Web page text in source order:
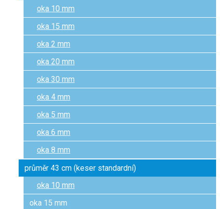
oka 10 mm
oka 15 mm
oka 2 mm
oka 20 mm
oka 30 mm
oka 4 mm
oka 5 mm
oka 6 mm
oka 8 mm
průměr 43 cm (keser standardní)
oka 10 mm
oka 15 mm